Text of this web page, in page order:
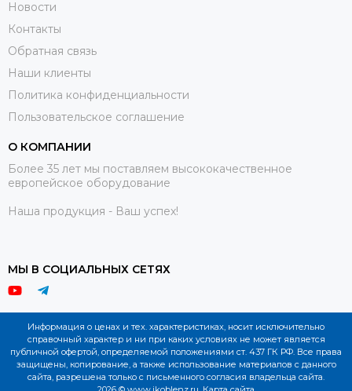
Новости
Контакты
Обратная связь
Наши клиенты
Политика конфиденциальности
Пользовательское соглашение
О КОМПАНИИ
Более 35 лет мы поставляем высококачественное
европейское оборудование
Наша продукция - Ваш успех!
МЫ В СОЦИАЛЬНЫХ СЕТЯХ
Информация о ценах и тех. характеристиках, носит исключительно
справочный характер и ни при каких условиях не может является
публичной офертой, определяемой положениями ст. 437 ГК РФ. Все права
защищены, копирование, а также использование материалов с данного
сайта, разрешена только с письменного согласия владельца сайта.